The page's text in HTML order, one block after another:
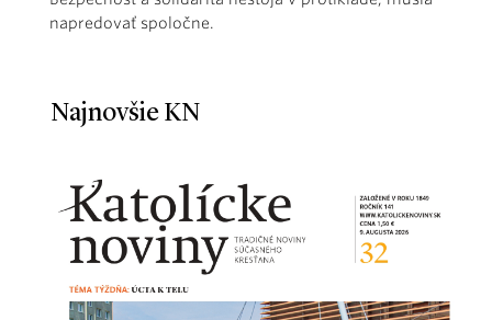
napredovať spoločne.
Najnovšie KN